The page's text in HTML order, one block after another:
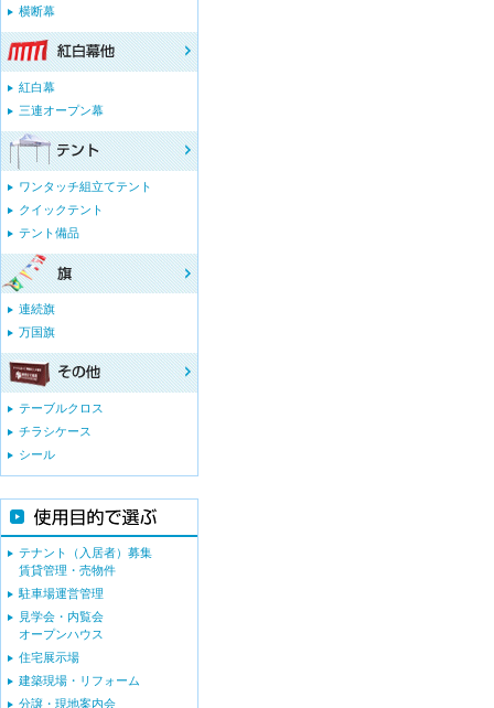
横断幕
紅白幕
三連オープン幕
ワンタッチ組立てテント
クイックテント
テント備品
連続旗
万国旗
テーブルクロス
チラシケース
シール
テナント（入居者）募集
賃貸管理・売物件
駐車場運営管理
見学会・内覧会
オープンハウス
住宅展示場
建築現場・リフォーム
分譲・現地案内会